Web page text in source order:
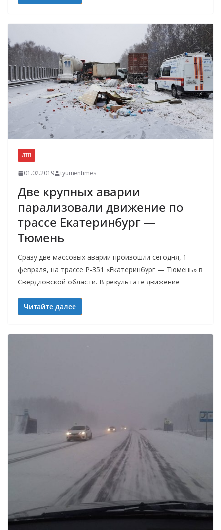
ДТП
01.02.2019 tyumentimes
Две крупных аварии
парализовали движение по
трассе Екатеринбург —
Тюмень
Сразу две массовых аварии произошли сегодня, 1
февраля, на трассе Р-351 «Екатеринбург — Тюмень» в
Свердловской области. В результате движение
Читайте далее